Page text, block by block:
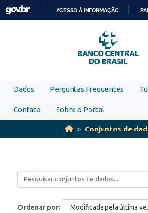
Skip to main content
PARA
O
CONTEÚDO
ACESSO À INFORMAÇÃO
Dados Perguntas Frequentes
Contato Sobre o Portal
Conjuntos de
Ordenar por